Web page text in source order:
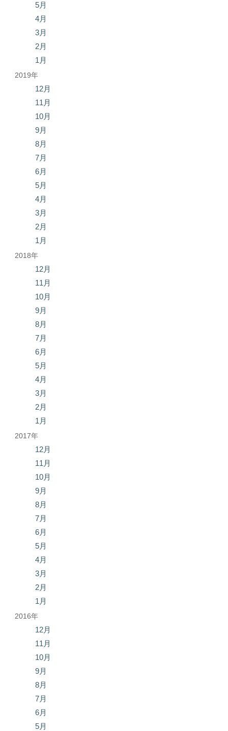
5月
4月
3月
2月
1月
2019年
12月
11月
10月
9月
8月
7月
6月
5月
4月
3月
2月
1月
2018年
12月
11月
10月
9月
8月
7月
6月
5月
4月
3月
2月
1月
2017年
12月
11月
10月
9月
8月
7月
6月
5月
4月
3月
2月
1月
2016年
12月
11月
10月
9月
8月
7月
6月
5月